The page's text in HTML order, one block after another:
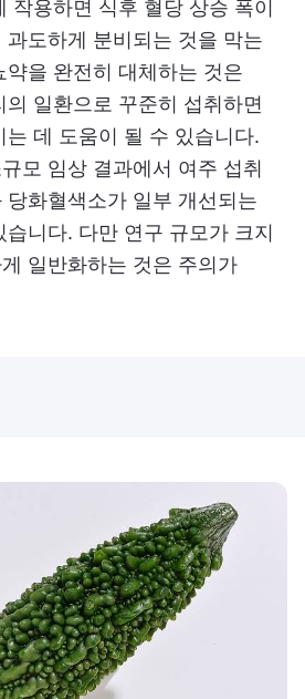
작용하면 식후 혈당 상승 폭이
과도하게 분비되는 것을 막는
약을 완전히 대체하는 것은
일환으로 꾸준히 섭취하면
는 데 도움이 될 수 있습니다.
모 임상 결과에서 여주 섭취
당화혈색소가 일부 개선되는
니다. 다만 연구 규모가 크지
일반화하는 것은 주의가